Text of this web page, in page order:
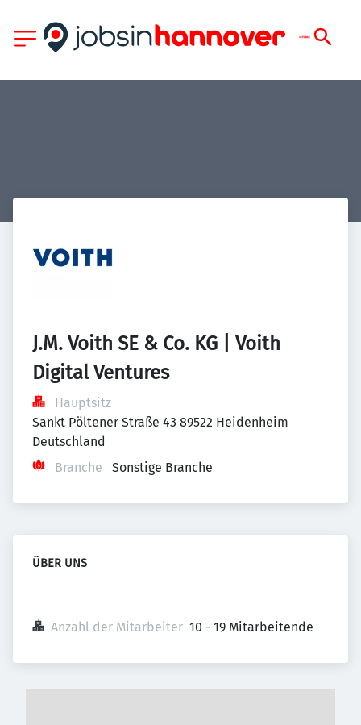
J.M. Voith SE & Co. KG | Voith
Digital Ventures
Hauptsitz
Sankt Pöltener Straße 43 89522 Heidenheim
Deutschland
Branche
Sonstige Branche
ÜBER UNS
Anzahl der Mitarbeiter 10 - 19 Mitarbeitende